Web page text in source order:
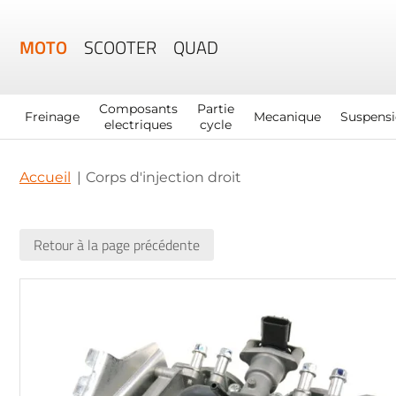
MOTO SCOOTER QUAD
Freinage
Composants
electriques
Partie
cycle
Mecanique
Accueil Corps d'injection droit
Retour à la page précédente